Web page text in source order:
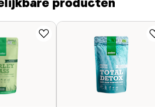
producten